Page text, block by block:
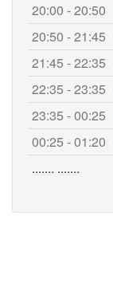
20:00 - 20:50
20:50 - 21:45
21:45 - 22:35
22:35 - 23:35
23:35 - 00:25
00:25 - 01:20
....... .......